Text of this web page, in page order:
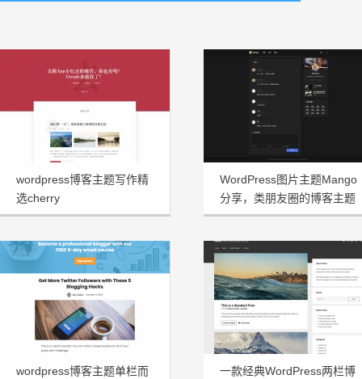
wordpress博客主题写作精
选cherry
WordPress图片主题Mango
分享，类朋友圈的博客主题
wordpress博客主题单栏而
一款经典WordPress两栏博